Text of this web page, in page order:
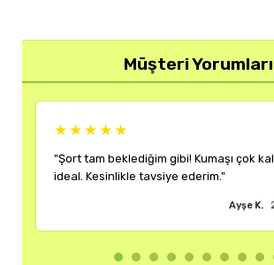
Müşteri Yorumları
tam beklediğim gibi! Kumaşı çok kaliteli, yaz için
Kesinlikle tavsiye ederim."
20 Haziran